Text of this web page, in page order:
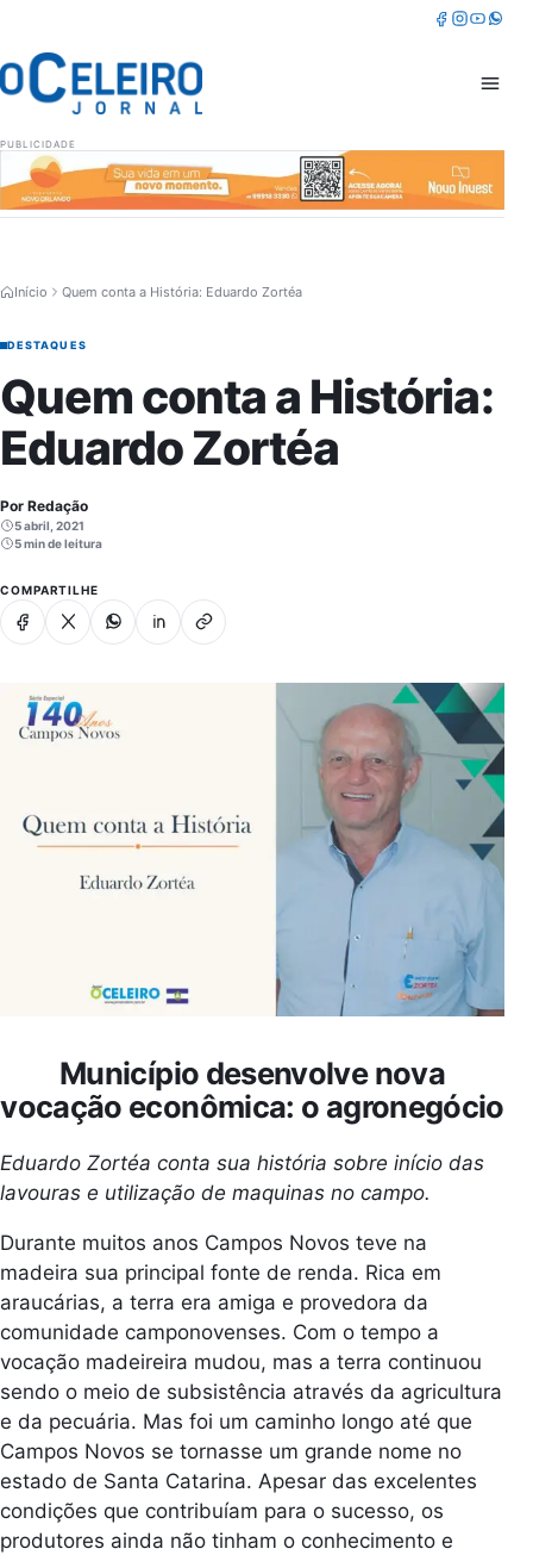
Facebook
Instagram
Youtube
PUBLICIDADE
Abrir
Início Quem conta a História: Eduardo Zortéa
DESTAQUES
Quem conta a História:
Eduardo Zortéa
Por Redação
5 abril, 2021
5 min de leitura
COMPARTILHE
Facebook
X WhatsappLinkedinCopiar link
Município desenvolve nova
vocação econômica: o agronegócio
Eduardo Zortéa conta sua história sobre início das
lavouras e utilização de maquinas no campo.
Durante muitos anos Campos Novos teve na
madeira sua principal fonte de renda. Rica em
araucárias, a terra era amiga e provedora da
comunidade camponovenses. Com o tempo a
vocação madeireira mudou, mas a terra continuou
sendo o meio de subsistência através da agricultura
e da pecuária. Mas foi um caminho longo até que
Campos Novos se tornasse um grande nome no
estado de Santa Catarina. Apesar das excelentes
condições que contribuíam para o sucesso, os
produtores ainda não tinham o conhecimento e